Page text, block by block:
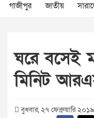
গাজীপুর জাতীয়
ঘরে বসেই
মিনিট
বুধবার, ২৭ ফেব্রুয়ারি ২০১৯